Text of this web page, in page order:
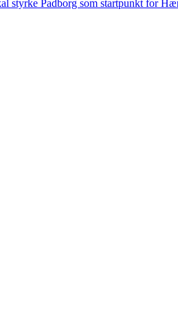
styrke Padborg som startpunkt for